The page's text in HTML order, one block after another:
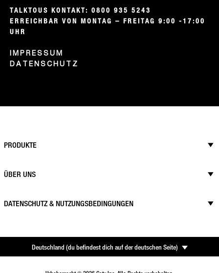
TALKTOUS KONTAKT: 0800 935 5243
ERREICHBAR VON MONTAG – FREITAG 9:00 -17:00
UHR
IMPRESSUM
DATENSCHUTZ
PRODUKTE
ÜBER UNS
DATENSCHUTZ & NUTZUNGSBEDINGUNGEN
Deutschland (du befindest dich auf der deutschen Seite)